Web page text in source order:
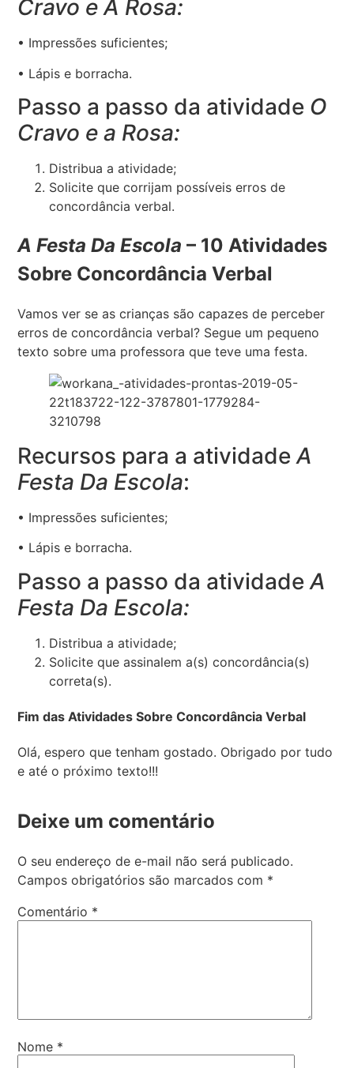
Cravo e A Rosa:
• Impressões suficientes;
• Lápis e borracha.
Passo a passo da atividade O
Cravo e a Rosa:
Distribua a atividade;
Solicite que corrijam possíveis erros de
concordância verbal.
A Festa Da Escola– 10 Atividades
Sobre Concordância Verbal
Vamos ver se as crianças são capazes de perceber
erros de concordância verbal? Segue um pequeno
texto sobre uma professora que teve uma festa.
Recursos para a atividadeA
Festa Da Escola:
• Impressões suficientes;
• Lápis e borracha.
Passo a passo da atividadeA
Festa Da Escola:
Distribua a atividade;
Solicite que assinalem a(s) concordância(s)
correta(s).
Fim das Atividades Sobre Concordância Verbal
Olá, espero que tenham gostado. Obrigado por tudo
e até o próximo texto!!!
Deixe um comentário
O seu endereço de e-mail não será publicado.
Campos obrigatórios são marcados com *
Comentário *
Nome *